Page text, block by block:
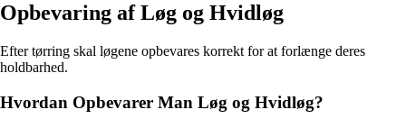
Opbevaring af Løg og Hvidløg
Efter tørring skal løgene opbevares korrekt for at forlænge deres
holdbarhed.
Hvordan Opbevarer Man Løg og Hvidløg?